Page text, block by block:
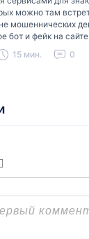
можно там
мошеннических
бот и фейк на
свою…
15 мин. 0